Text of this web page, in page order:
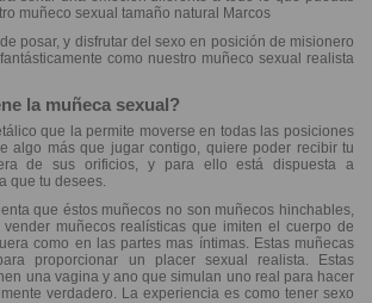
muñeco sexual tamaño natural Marcos
posar, y disfrutar del sexo en posición de misionero
como nuestro muñeco sexual realista
la muñeca sexual?
que la permite moverse en todas las posiciones
algo más que jugar contigo, quiere poder recibir tu
de sus orificios, y para ello está dispuesta a
que tu desees.
que éstos muñecos no son muñecos hinchables,
muñecos realísticas que imiten el cuerpo de
como en las partes mas íntimas. Estas muñecas
proporcionar un placer sexual realista. Estas
una vagina y ano que simulan uno real para hacer
verdadero. La experiencia es como tener sexo